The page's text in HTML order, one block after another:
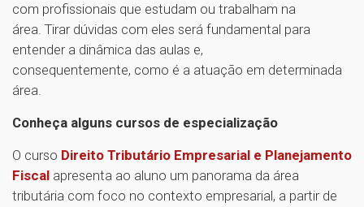
com profissionais que estudam ou trabalham na
área. Tirar dúvidas com eles será fundamental para
entender a dinâmica das aulas e,
consequentemente, como é a atuação em determinada
área.
Conheça alguns cursos de especialização
O curso Direito Tributário Empresarial e Planejamento
Fiscal apresenta ao aluno um panorama da área
tributária com foco no contexto empresarial, a partir de